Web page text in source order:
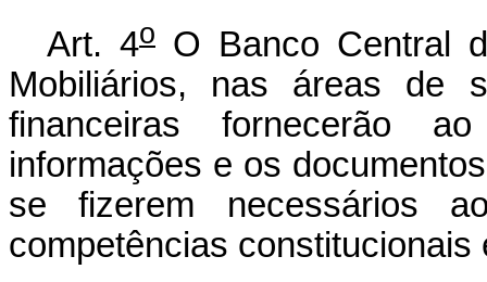
Art. 4o O Banco Central
Mobiliários, nas áreas de
financeiras fornecerão
informações e os
se fizerem necessários
competências constitucionais